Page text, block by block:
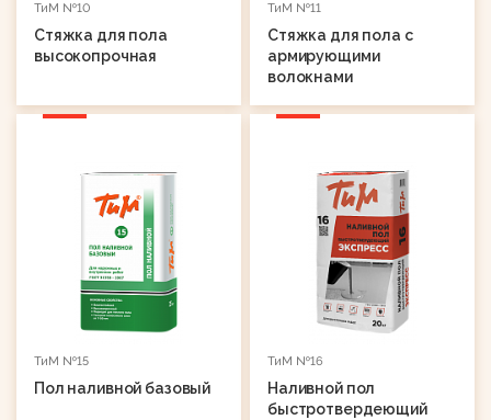
ТиМ №10
Стяжка для пола
высокопрочная
ТиМ №11
Стяжка для пола с
армирующими
волокнами
ТиМ №15
Пол наливной базовый
ТиМ №16
Наливной пол
быстротвердеющий